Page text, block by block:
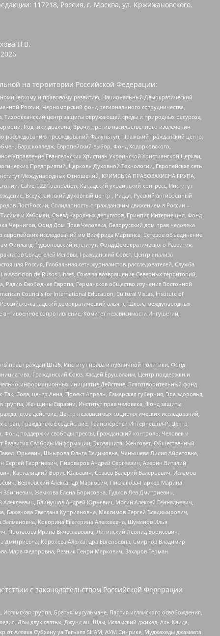
117218, Россия, г. Москва, ул. Кржижановского,
Н.В.
2026
на территории Российской Федерации:
и правовому развитию, Национальный Демократический
России, Черноморский фонд регионального сотрудничества,
центр защиты окружающей среды и природных ресурсов,
Родники дракона, Врачи против насильственного извлечения
преследований Фалуньгун, Пражский гражданский центр,
Бард колледж, Европейский выбор, Фонд Ходорковского,
Управление Евангельских Христиан Украинской Христианской Церкви,
Предприятий, Церковь Духовной Технологии, Европейская сеть
Международных Отношений, КРИМСЬКА ПРАВОЗАХИСНА ГРУПА,
Calvert 22 Foundation, Канадский украинский конгресс, Институт
Всеукраинский духовный центр , Риддл, Русский антивоенный
ПостРоссии, Солидарность с гражданским движением в России –
и Хабомаи, Съезд народных депутатов, Гринпис Интернешнл, Фонд
Чернигов, Фонд Дом Прав Человека, Белорусский дом прав человека
исследований им Вилфрида Мартенса, Сетевое объединение
Финланд, Гудзоновский институт, Фонд Демократического Развития,
Свидетелей Иеговы, Гражданский Совет, Центр анализа
Россия, Глобальная сеть журналистов-расследователей, Служба
Asocicion de Rusos Libres, Союз за возвращение Северных территорий,
Радио Свободная Европа, Германское общество изучения Восточной
Councils for International Education, Cultural Vistas, Institute of
канадский демократический альянс, Школа международных
сопротивление, Комитет независимости Ингушетии,
прав граждан Штаб, Институт права и публичной политики, Фонд
Гражданский Союз, Хасдей Ерушалаим, Центр поддержки и
информационных инициатив Действие, Благотворительный фонд
Сова, центр Анна, Проект Апрель, Самарская губерния, Эра здоровья,
Женщины Евразии, Институт прав человека, Фонд защиты
действие, Центр независимых социологических исследований,
Гражданское содействие, Трансперенси Интернешнл-Р, Центр
поддержки свободы прессы, Гражданский контроль, Человек и
Развития Свободы Информации, Экозащита!-Женсовет, Общественный
Юрьевич, Шнырова Ольга Вадимовна, Чанышева Лилия Айратовна,
Сергей Георгиевич, Пивоваров Андрей Сергеевич, Аверин Виталий
Каргалицкий Борис Юльевич, Созаев Валерий Валерьевич, Исламов
Верховский Александр Маркович, Пислакова-Паркер Марина
Жемкова Елена Борисовна, Гудков Лев Дмитриевич,
Блинушов Андрей Юрьевич, Мосин Алексей Геннадьевич,
Баженова Светлана Куприяновна, Максимов Сергей Владимирович,
Кокорина Екатерина Алексеевна, Шуманов Илья
Ирина Вячеславовна, Литинский Леонид Борисович,
Королева Александра Евгеньевна, Смирнов Владимир
Мара Федоровна, Резник Генри Маркович, Захаров Герман
с законодательством Российской Федерации
группа, Братья-мусульмане, Партия исламского освобождения,
Дом двух святых, Джунд аш-Шам, Исламский джихад, Аль-Каида,
Аллаха Субхану уа Тагьаля SHAM, АУМ Синрике, Муджахеды джамаата